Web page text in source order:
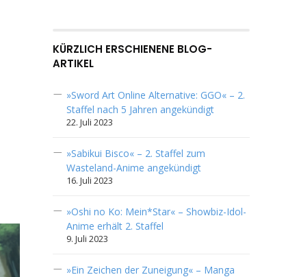
KÜRZLICH ERSCHIENENE BLOG-
ARTIKEL
»Sword Art Online Alternative: GGO« – 2.
Staffel nach 5 Jahren angekündigt
22. Juli 2023
»Sabikui Bisco« – 2. Staffel zum
Wasteland-Anime angekündigt
16. Juli 2023
»Oshi no Ko: Mein*Star« – Showbiz-Idol-
Anime erhält 2. Staffel
9. Juli 2023
»Ein Zeichen der Zuneigung« – Manga